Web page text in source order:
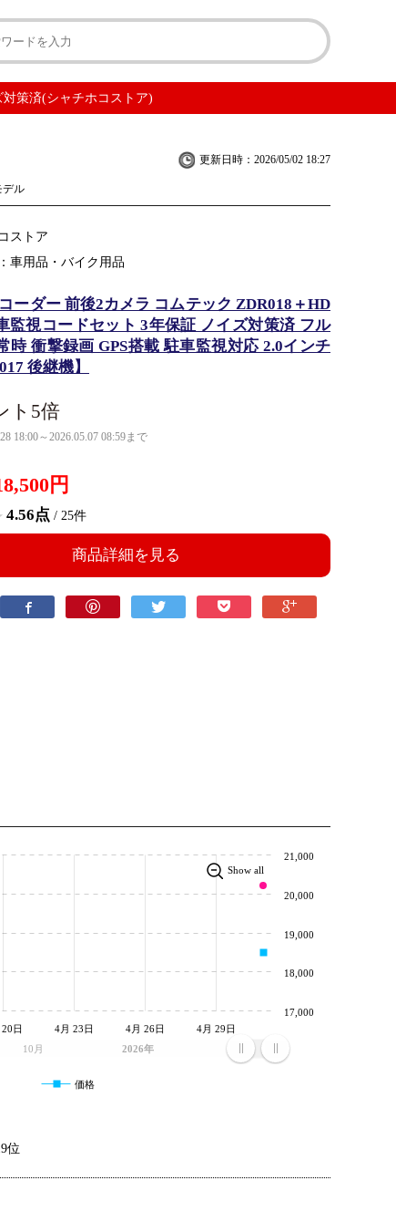
対策済(シャチホコストア)
更新日時：2026/05/02 18:27
デル
ストア
車用品・バイク用品
ーダー 前後2カメラ コムテック ZDR018＋HD
監視コードセット 3年保証 ノイズ対策済 フル
時 衝撃録画 GPS搭載 駐車監視対応 2.0インチ
後継機】
ト5倍
18:00～2026.05.07 08:59まで
円
4.56点 / 25件
商品詳細を見る
10月 2026年
日 4月 23日 4月 26日 4月 29日
17,000
18,000
19,000
20,000
21,000
Show all
価格
位